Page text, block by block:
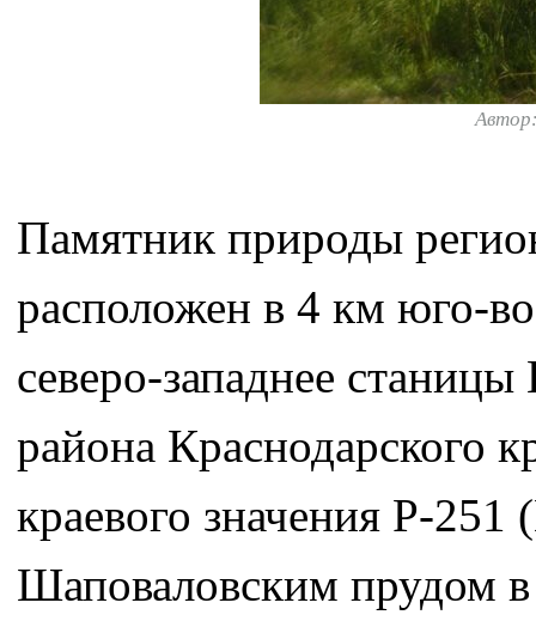
Памятник природы
расположен в 4 км юго-
северо-западнее
района Краснодарского
краевого значения Р-
Шаповаловским прудом